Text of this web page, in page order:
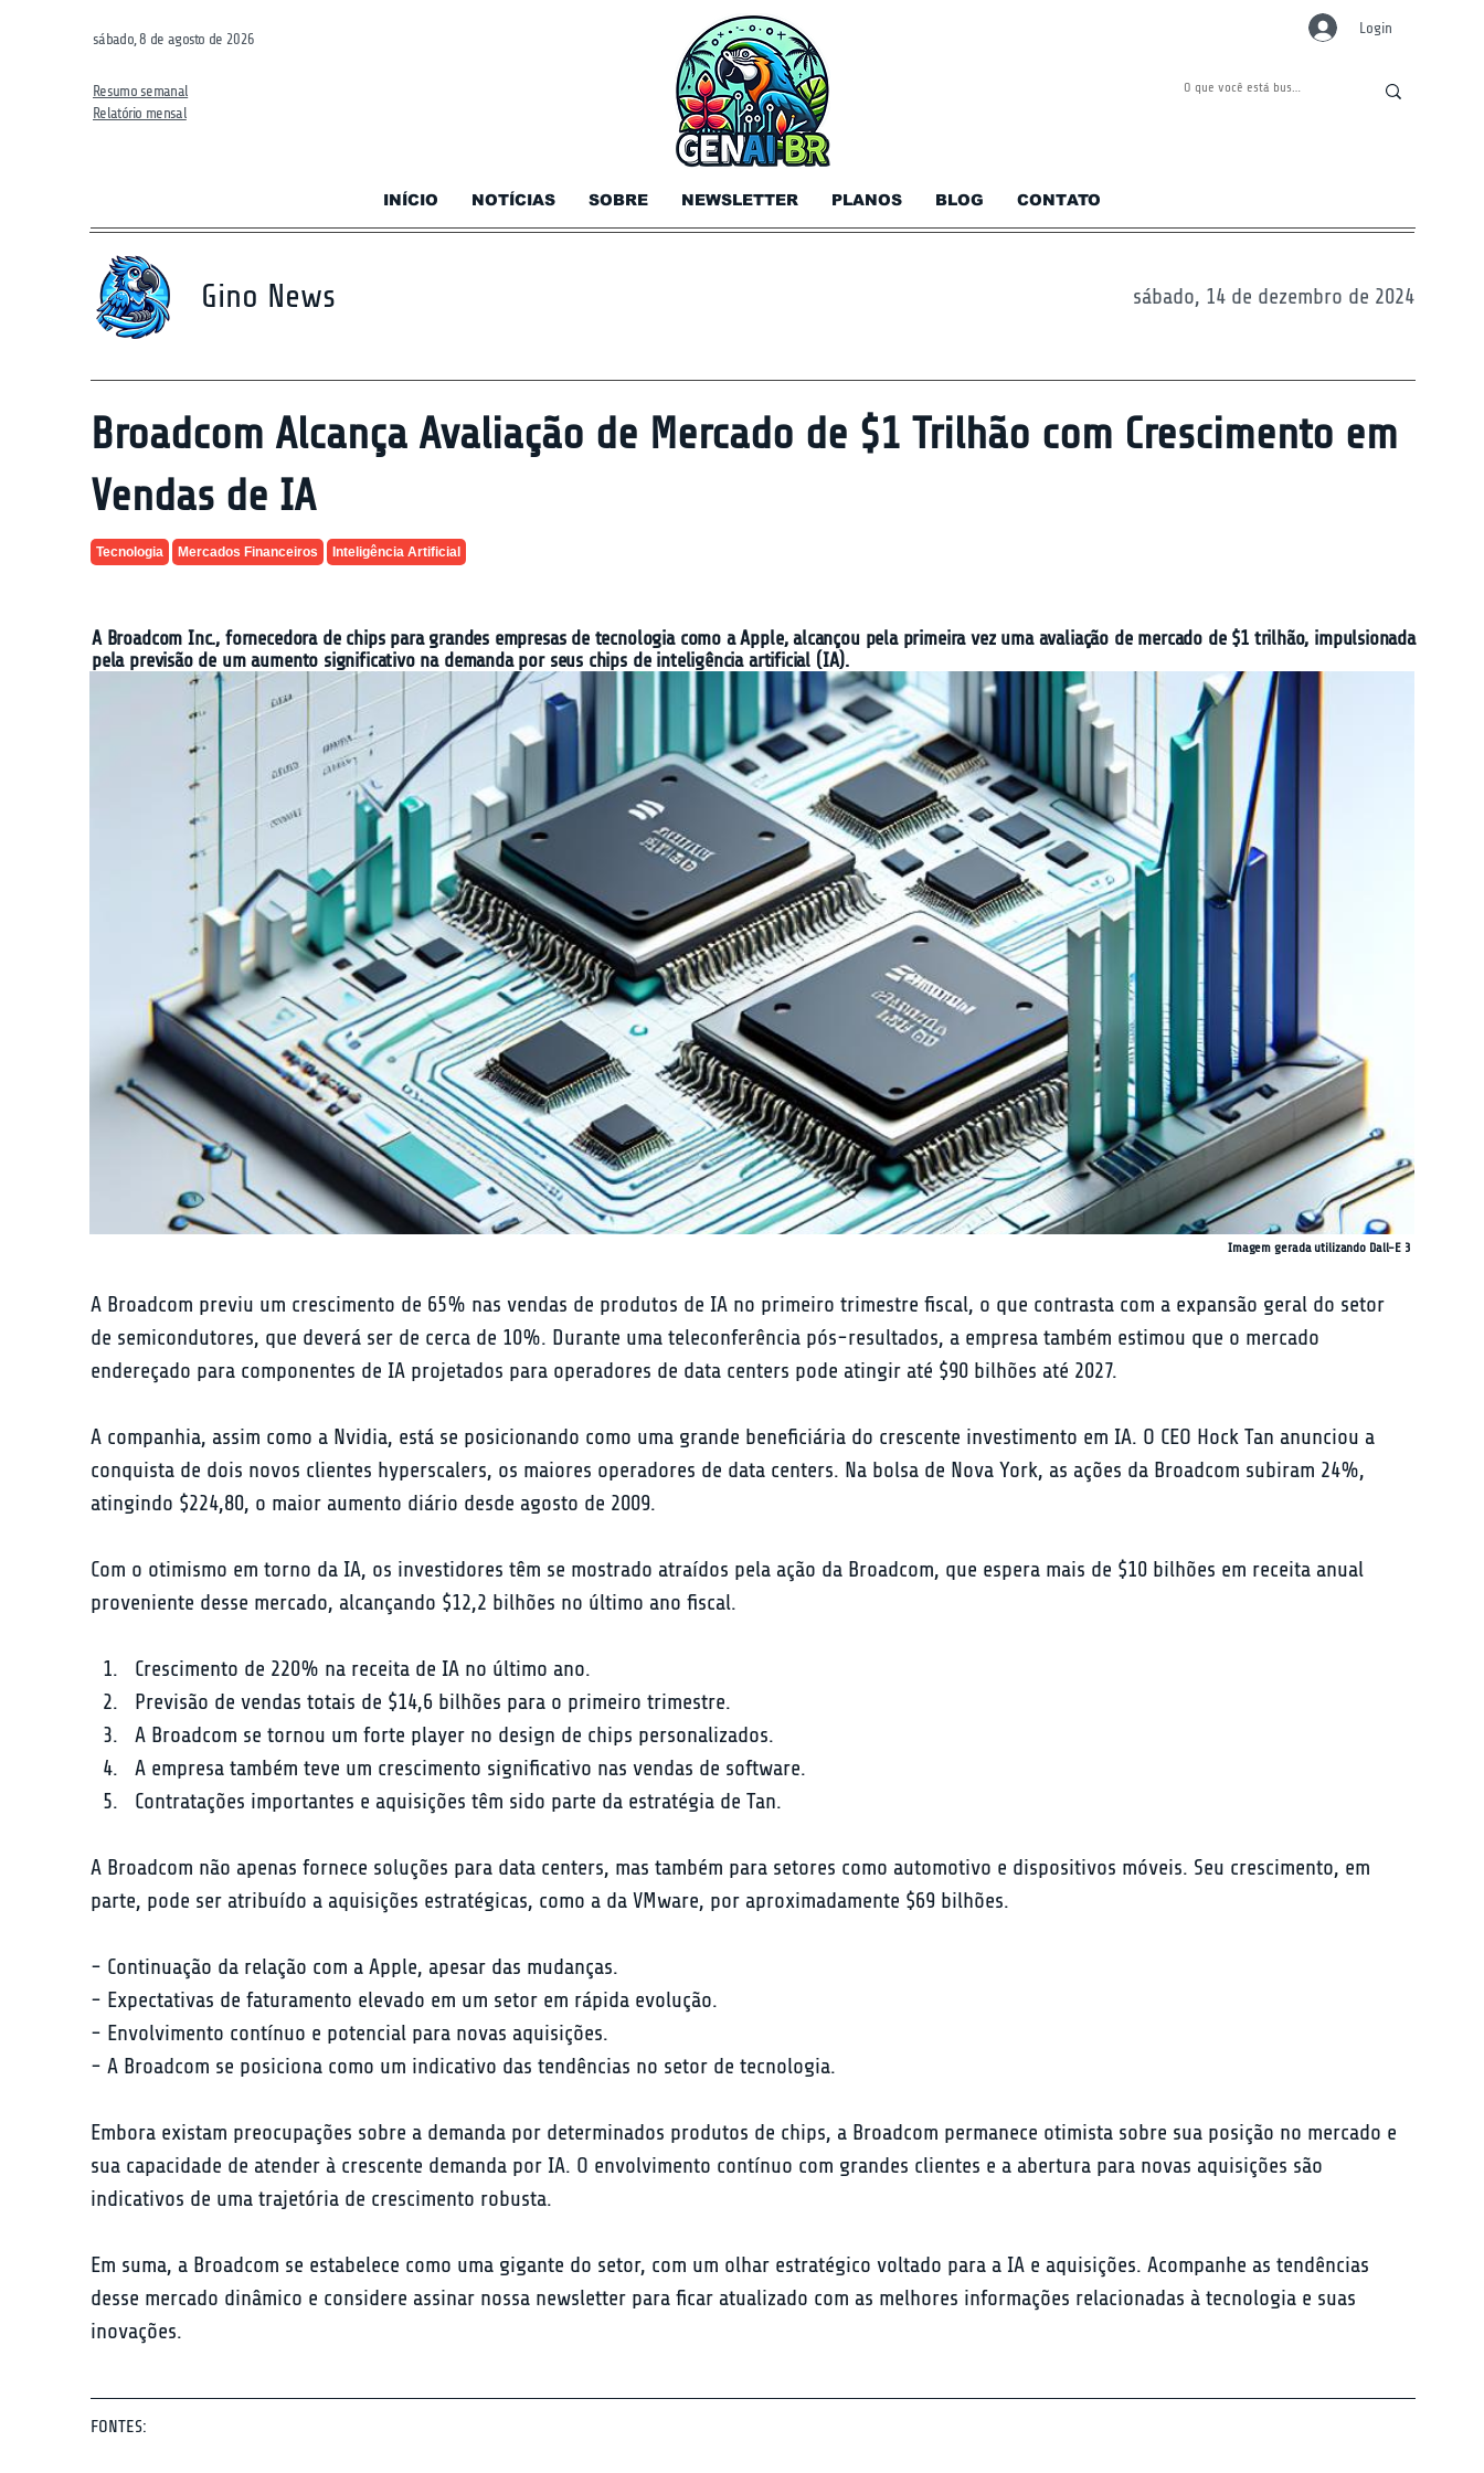
sábado, 8 de agosto de 2026
Resumo semanal
Relatório mensal
INÍCIO NOTÍCIAS SOBRE NEWSLETTER PLANOS BLOG CONTATO
Login
Gino News sábado, 14 de dezembro de 2024
Broadcom Alcança Avaliação de Mercado de $1 Trilhão com Crescimento em
Vendas de IA
Tecnologia Mercados Financeiros Inteligência Artificial
A Broadcom Inc., fornecedora de chips para grandes empresas de tecnologia como a Apple, alcançou pela primeira vez uma avaliação de mercado de $1 trilhão, impulsionada
pela previsão de um aumento significativo na demanda por seus chips de inteligência artificial (IA).
Imagem gerada utilizando Dall-E 3
A Broadcom previu um crescimento de 65% nas vendas de produtos de IA no primeiro trimestre fiscal, o que contrasta com a expansão geral do setor
de semicondutores, que deverá ser de cerca de 10%. Durante uma teleconferência pós-resultados, a empresa também estimou que o mercado
endereçado para componentes de IA projetados para operadores de data centers pode atingir até $90 bilhões até 2027.
A companhia, assim como a Nvidia, está se posicionando como uma grande beneficiária do crescente investimento em IA. O CEO Hock Tan anunciou a
conquista de dois novos clientes hyperscalers, os maiores operadores de data centers. Na bolsa de Nova York, as ações da Broadcom subiram 24%,
atingindo $224,80, o maior aumento diário desde agosto de 2009.
Com o otimismo em torno da IA, os investidores têm se mostrado atraídos pela ação da Broadcom, que espera mais de $10 bilhões em receita anual
proveniente desse mercado, alcançando $12,2 bilhões no último ano fiscal.
Crescimento de 220% na receita de IA no último ano.
Previsão de vendas totais de $14,6 bilhões para o primeiro trimestre.
A Broadcom se tornou um forte player no design de chips personalizados.
A empresa também teve um crescimento significativo nas vendas de software.
Contratações importantes e aquisições têm sido parte da estratégia de Tan.
A Broadcom não apenas fornece soluções para data centers, mas também para setores como automotivo e dispositivos móveis. Seu crescimento, em
parte, pode ser atribuído a aquisições estratégicas, como a da VMware, por aproximadamente $69 bilhões.
- Continuação da relação com a Apple, apesar das mudanças.
- Expectativas de faturamento elevado em um setor em rápida evolução.
- Envolvimento contínuo e potencial para novas aquisições.
- A Broadcom se posiciona como um indicativo das tendências no setor de tecnologia.
Embora existam preocupações sobre a demanda por determinados produtos de chips, a Broadcom permanece otimista sobre sua posição no mercado e
sua capacidade de atender à crescente demanda por IA. O envolvimento contínuo com grandes clientes e a abertura para novas aquisições são
indicativos de uma trajetória de crescimento robusta.
Em suma, a Broadcom se estabelece como uma gigante do setor, com um olhar estratégico voltado para a IA e aquisições. Acompanhe as tendências
desse mercado dinâmico e considere assinar nossa newsletter para ficar atualizado com as melhores informações relacionadas à tecnologia e suas
inovações.
FONTES: